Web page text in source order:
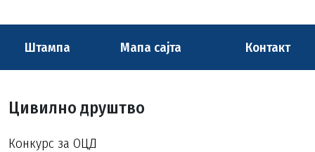
Штампа Мапа сајта Контакт
Цивилно друштво
Конкурс за ОЦД